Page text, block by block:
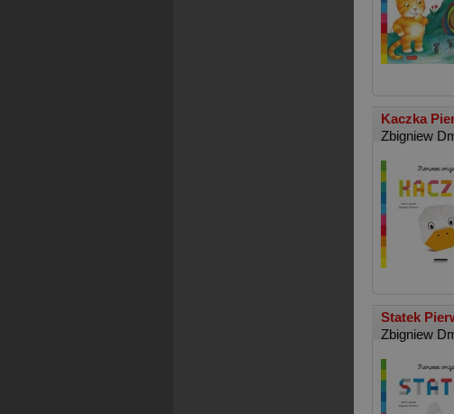
Kaczka
Zbigniew
Statek
Zbigniew